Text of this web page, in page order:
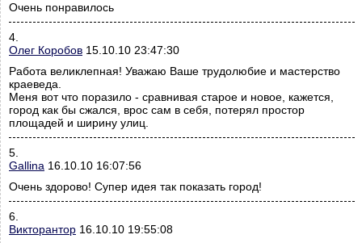
Очень понравилось
4.
Олег Коробов 15.10.10 23:47:30
Работа великлепная! Уважаю Ваше трудолюбие и мастерство
краеведа.
Меня вот что поразило - сравнивая старое и новое, кажется,
город как бы сжался, врос сам в себя, потерял простор
площадей и ширину улиц.
5.
Gallina 16.10.10 16:07:56
Очень здорово! Супер идея так показать город!
6.
Викторантор 16.10.10 19:55:08